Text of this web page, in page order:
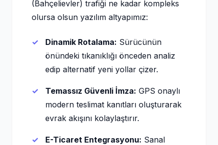
(Bahçelievler) trafiği ne kadar kompleks
olursa olsun yazılım altyapımız:
Dinamik Rotalama: Sürücünün
önündeki tıkanıklığı önceden analiz
edip alternatif yeni yollar çizer.
Temassız Güvenli İmza: GPS onaylı
modern teslimat kanıtları oluşturarak
evrak akışını kolaylaştırır.
E-Ticaret Entegrasyonu: Sanal